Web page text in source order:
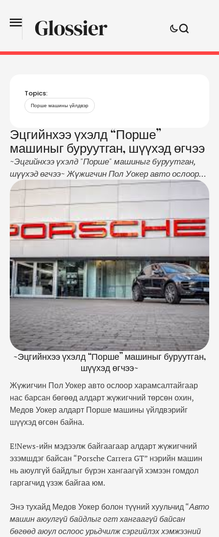
Topics:
Порше машины үйлдвэр
Эцгийнхээ үхэлд “Порше”
машиныг буруутган, шүүхэд өгчээ
~Эцгийнхээ үхэлд "Порше" машиныг буруутган,
шүүхэд өгчээ~ Жүжигчин Пол Уокер авто ослоор
харамсалтайгаар нас барсан бөгөөд алдарт
жүжигчний төрсөн охин, Медов Уокер алдарт
Порше машины үйлдвэрийг шүүхэд өгсөн байна.
E!News-ийн мэдээлж байгаагаар алдарт жүжигчний
эзэмшдэг байсан “Porsche Carrera GT” нэрийн
гомдол гаргагчид үзэж байгаа юм. Энэ тухайд
Медов …
~Эцгийнхээ үхэлд “Порше” машиныг буруутган,
шүүхэд өгчээ~
Жүжигчин Пол Уокер авто ослоор харамсалтайгаар
нас барсан бөгөөд алдарт жүжигчний төрсөн охин,
Медов Уокер алдарт Порше машины үйлдвэрийг
шүүхэд өгсөн байна.
E!News-ийн мэдээлж байгаагаар алдарт жүжигчний
эзэмшдэг байсан “Porsche Carrera GT” нэрийн машин
нь аюулгүй байдлыг бүрэн хангаагүй хэмээн гомдол
гаргагчид үзэж байгаа юм.
Энэ тухайд Медов Уокер болон түүний хуульчид “Авто
машин аюулгүй байдлыг огт хангаагүй байсан
бөгөөд аюул ослоос урьдчилж сэргийлэх хэмжээний